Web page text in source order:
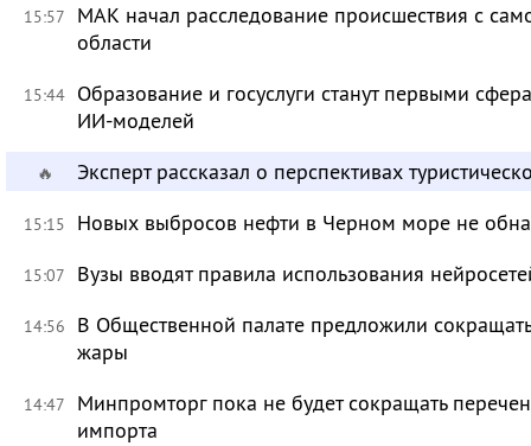
15:57
МАК начал расследование происшествия с
области
15:44 Образование и госуслуги станут первыми
ИИ-моделей
🔥 Эксперт рассказал о перспективах
15:15 Новых выбросов нефти в Черном море не
15:07 Вузы вводят правила использования
14:56
В Общественной палате предложили
жары
14:47
Минпромторг пока не будет сокращать
импорта